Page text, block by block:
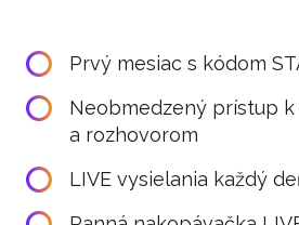
Prvý mesiac s kódom
Neobmedzený prístup
a rozhovorom
LIVE vysielania každý